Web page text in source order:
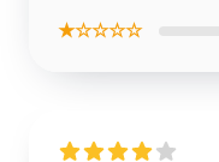
★☆☆☆☆